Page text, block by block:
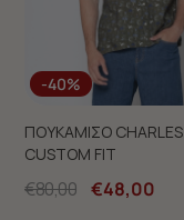
-40%
ΠΟΥΚΑΜΙΣΟ CHARLES
CUSTOM FIT
€80,00 €48,00